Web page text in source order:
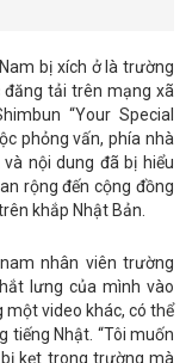
bị xích ở là trường
tải trên mạng xã
“Your Special
phỏng vấn, phía nhà
nội dung đã bị hiểu
rộng đến cộng đồng
khắp Nhật Bản.
nhân viên trường
lưng của mình vào
video khác, có thể
tiếng Nhật. “Tôi muốn
kẹt trong trường mà